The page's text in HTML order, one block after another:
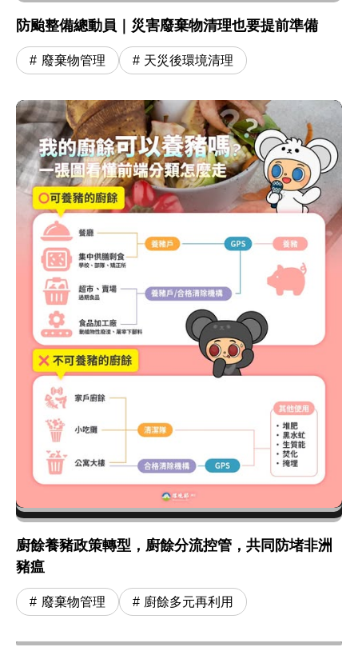
防颱整備總動員｜災害廢棄物清理也要提前準備
廢棄物管理 天災後環境清理
廚餘養豬政策轉型，廚餘分流控管，共同防堵非洲
豬瘟
廢棄物管理 廚餘多元再利用